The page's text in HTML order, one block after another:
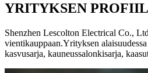
YRITYKSEN
Shenzhen Lescolton Electrical Co.,
vientikauppaan.Yrityksen
kasvusarja, kauneussalonkisarja,